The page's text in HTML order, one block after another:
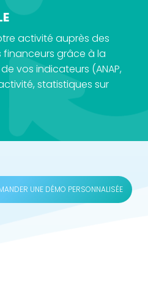
activité auprès des
financeurs grâce à la
vos indicateurs (ANAP,
statistiques sur
UNE DÉMO PERSONNALISÉE